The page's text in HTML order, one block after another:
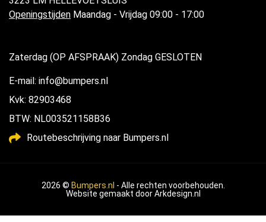
Openingstijden Maandag - Vrijdag 09:00 - 17:00
Zaterdag (OP AFSPRAAK) Zondag GESLOTEN
E-mail: info@bumpers.nl
Kvk: 82903468
BTW: NL003521158B36
Routebeschrijving naar Bumpers.nl
2026 © Bumpers.nl - Alle rechten voorbehouden.
Website gemaakt doorArkdesign.nl